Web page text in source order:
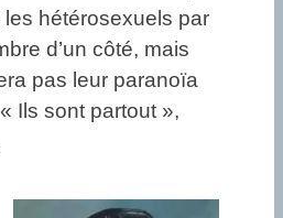
hétérosexuels par
d’un côté, mais
pas leur paranoïa
Ils sont partout »,